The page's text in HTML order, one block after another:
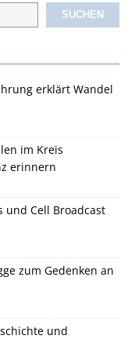
SUCHEN
erklärt Wandel
im Kreis
erinnern
und Cell Broadcast
zum Gedenken an
und